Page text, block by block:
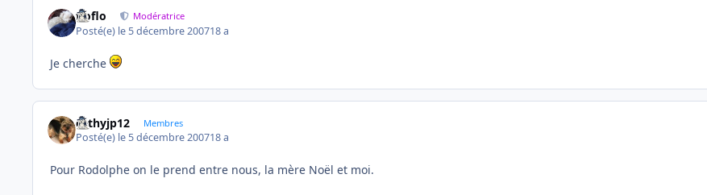
floflo Modératrice
Posté(e) le 5 décembre 200718 a
Je cherche
cathyjp12 Membres
Posté(e) le 5 décembre 200718 a
Pour Rodolphe on le prend entre nous, la mère Noël et moi.